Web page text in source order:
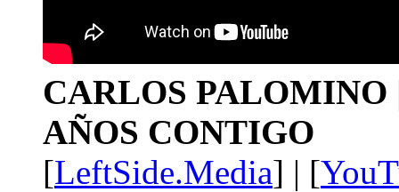
CARLOS PALOMINO
AÑOS CONTIGO
[LeftSide.Media] | [